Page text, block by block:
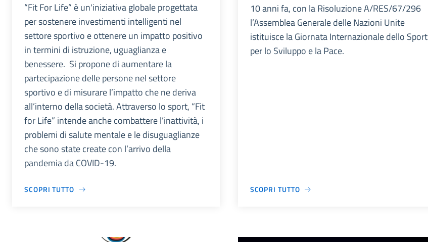
“Fit For Life” è un'iniziativa globale progettata
per sostenere investimenti intelligenti nel
settore sportivo e ottenere un impatto positivo
in termini di istruzione, uguaglianza e
benessere. Si propone di aumentare la
partecipazione delle persone nel settore
sportivo e di misurare l’impatto che ne deriva
all’interno della società. Attraverso lo sport, “Fit
for Life” intende anche combattere l’inattività, i
problemi di salute mentale e le disuguaglianze
che sono state create con l’arrivo della
pandemia da COVID-19.
SCOPRI TUTTO
10 anni fa, con la Risoluzione A/RES/67/296
l’Assemblea Generale delle Nazioni Unite
istituisce la Giornata Internazionale dello Sport
per lo Sviluppo e la Pace.
SCOPRI TUTTO